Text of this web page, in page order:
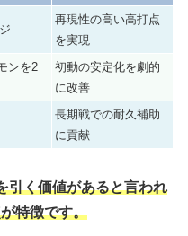
再現性の高い高打点
を実現
ンを2
初動の安定化を劇的
に改善
長期戦での耐久補助
に貢献
引く価値があると言われ
特徴です。